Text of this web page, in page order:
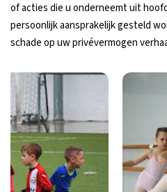
of acties die u onderneemt uit
persoonlijk aansprakelijk gesteld
schade op uw privévermogen